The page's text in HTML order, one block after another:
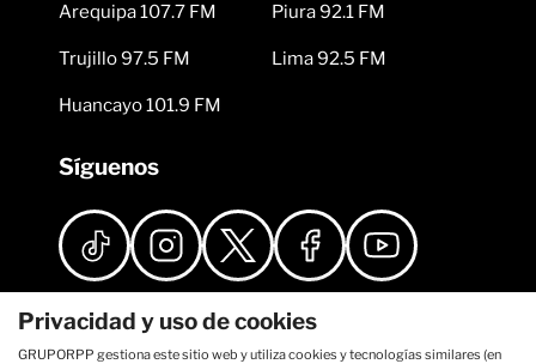
Arequipa 107.7 FM
Trujillo 97.5 FM
Huancayo 101.9 FM
Piura 92.1 FM
Lima 92.5 FM
Síguenos
Privacidad y uso de cookies
GRUPORPP gestiona este sitio web y utiliza cookies y tecnologías similares (en